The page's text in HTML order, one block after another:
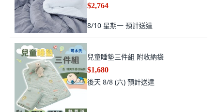
$2,764
8/10 星期一 預計送達
兒童睡墊三件組 附收納袋
$1,680
後天 8/8 (六) 預計送達